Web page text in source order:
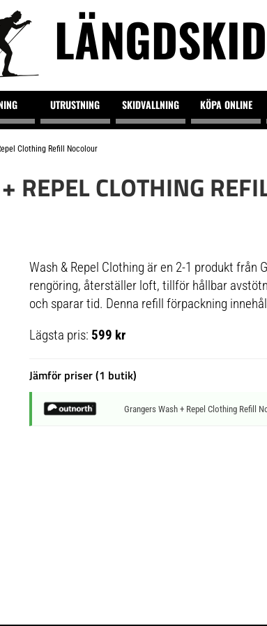
UTRUSTNING SKIDVALLNING KÖPA ONLINE
Clothing Refill Nocolour
REPEL CLOTHING
Wash & Repel Clothing är en 2-1 produkt från
rengöring, återställer loft, tillför hållbar
och sparar tid. Denna refill förpackning
Lägsta pris: 599 kr
Jämför priser (1 butik)
Grangers Wash + Repel Clothing Refill